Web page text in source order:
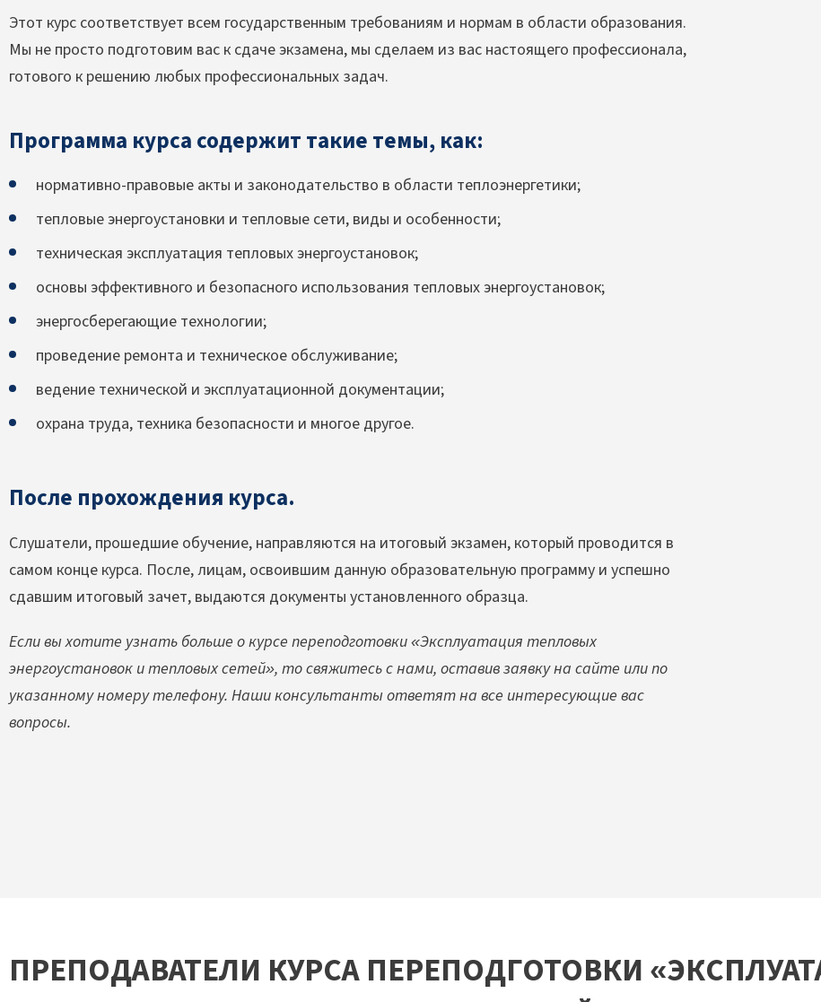
Этот курс соответствует всем государственным требованиям и нормам в области образования.
Мы не просто подготовим вас к сдаче экзамена, мы сделаем из вас настоящего профессионала,
готового к решению любых профессиональных задач.
Программа курса содержит такие темы, как:
нормативно-правовые акты и законодательство в области теплоэнергетики;
тепловые энергоустановки и тепловые сети, виды и особенности;
техническая эксплуатация тепловых энергоустановок;
основы эффективного и безопасного использования тепловых энергоустановок;
энергосберегающие технологии;
проведение ремонта и техническое обслуживание;
ведение технической и эксплуатационной документации;
охрана труда, техника безопасности и многое другое.
После прохождения курса.
Слушатели, прошедшие обучение, направляются на итоговый экзамен, который проводится в
самом конце курса. После, лицам, освоившим данную образовательную программу и успешно
сдавшим итоговый зачет, выдаются документы установленного образца.
Если вы хотите узнать больше о курсе переподготовки «Эксплуатация тепловых
энергоустановок и тепловых сетей», то свяжитесь с нами, оставив заявку на сайте или по
указанному номеру телефону. Наши консультанты ответят на все интересующие вас
вопросы.
ПРЕПОДАВАТЕЛИ КУРСА ПЕРЕПОДГОТОВКИ